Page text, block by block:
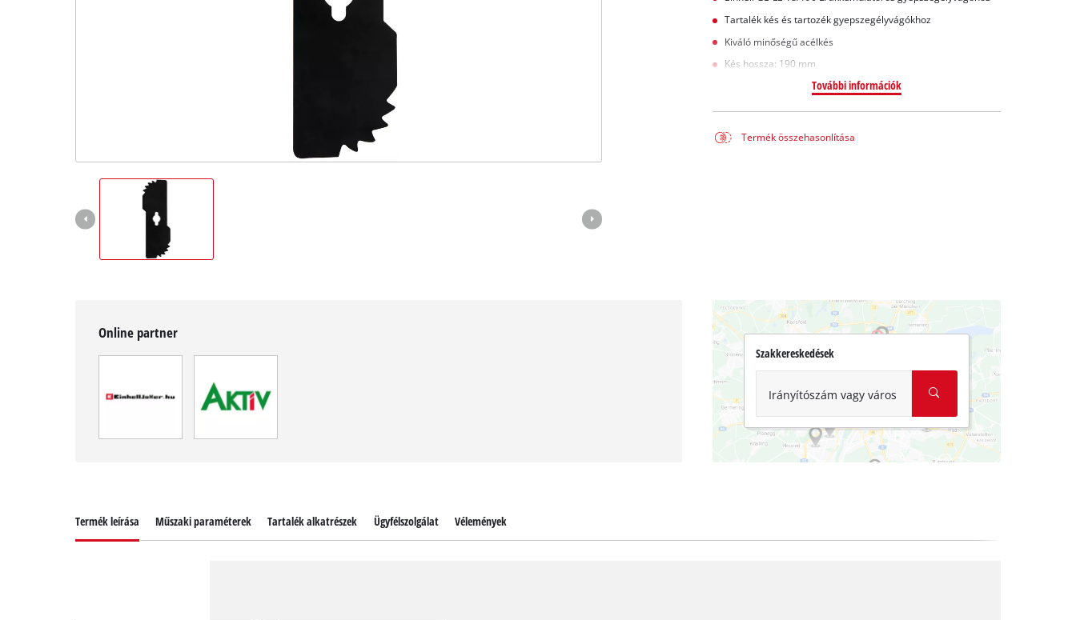
Tartalék kés és tartozék gyepszegélyvágókhoz
Kiváló minőségű acélkés
Kés hossza: 190 mm
További információk
Termék összehasonlítása
Online partner
Szakkereskedések
Irányítószám vagy város
Termék leírása Műszaki paraméterek Tartalék alkatrészek Ügyfélszolgálat Vélemények